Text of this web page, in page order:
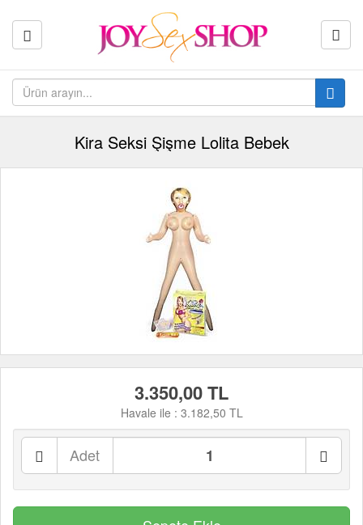
Kira Seksi Şişme Lolita Bebek
3.350,00 TL
Havale ile : 3.182,50 TL
Adet